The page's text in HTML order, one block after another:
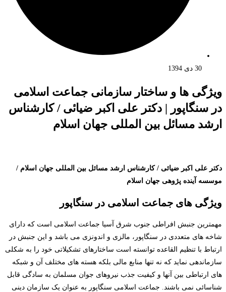
30 دی 1394
ویژگی ها و ساختار سازمانی جماعت اسلامی
در سنگاپور | دکتر علی اکبر ضیائی / کارشناس
ارشد مسائل بین المللی جهان اسلام
دکتر علی اکبر ضیائی / کارشناس ارشد مسائل بین المللی جهان اسلام /
موسسه آینده پژوهی جهان اسلام
ویژگی های جماعت اسلامی در سنگاپور
مهمترین جنبش افراطی جنوب شرق آسیا جماعت اسلامی است که دارای
شاخه های متعددی در سنگاپور، مالزی و اندونزی می باشد و این جنبش در
ارتباط با تنظیم القاعده توانسته است ساختارهای تشکیلاتی خود را به شکلی
سازماندهی نماید که نه تنها منابع مالی بلکه هسته های مختلف آن و شبکه
های ارتباطی بین آنها و کیفیت جذب نیروهای جوان مسلمان به سادگی قابل
شناسائی نمی باشند. جماعت اسلامی سنگاپور به عنوان یک سازمان دینی